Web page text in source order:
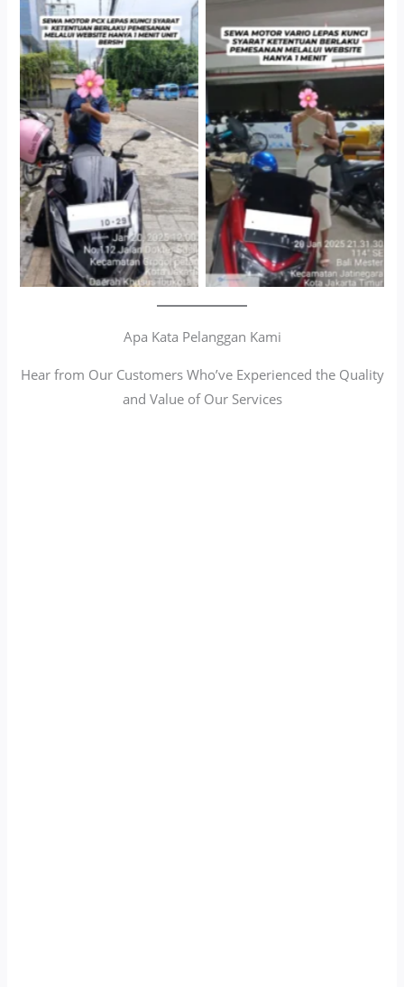
Antar Jemput Kendaraan
Cityplaza Jatinegara
Gedung Parkir P6A
Apa Kata Pelanggan Kami
Hear from Our Customers Who’ve Experienced the Quality
and Value of Our Services